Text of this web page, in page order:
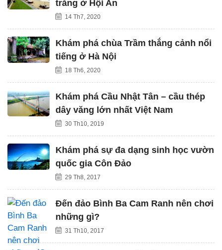
trắng ở Hội An
14 Th7, 2020
Khám phá chùa Trầm thắng cảnh nổi
tiếng ở Hà Nội
18 Th6, 2020
Khám phá Cầu Nhật Tân – cầu thép
dây văng lớn nhất Việt Nam
30 Th10, 2019
Khám phá sự đa dạng sinh học vườn
quốc gia Côn Đảo
29 Th8, 2017
Đến đảo Bình Ba Cam Ranh nên chơi
những gì?
31 Th10, 2017